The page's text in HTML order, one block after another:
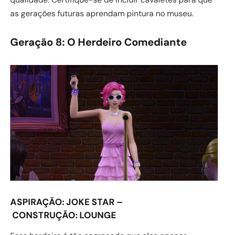
as gerações futuras aprendam pintura no museu.
Geração 8: O Herdeiro Comediante
ASPIRAÇÃO:JOKE STAR –
CONSTRUÇÃO: LOUNGE